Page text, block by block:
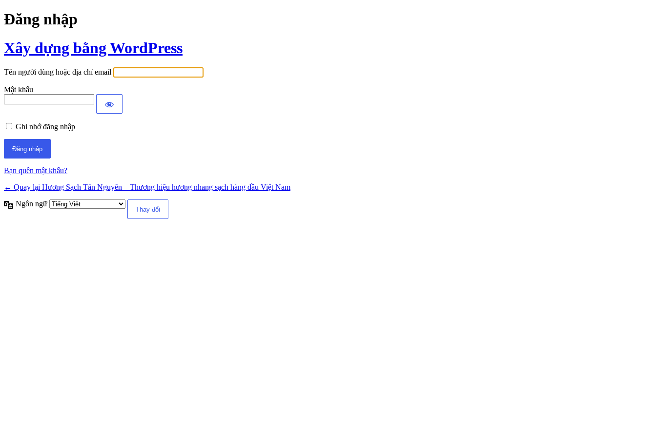
Đăng nhập
Xây dựng bằng WordPress
Tên người dùng hoặc địa chỉ email
Mật khẩu
Ghi nhớ đăng nhập
Bạn quên mật khẩu?
← Quay lại Hương Sạch Tân Nguyên – Thương hiệu hương nhang sạch hàng đầu Việt Nam
Ngôn ngữ